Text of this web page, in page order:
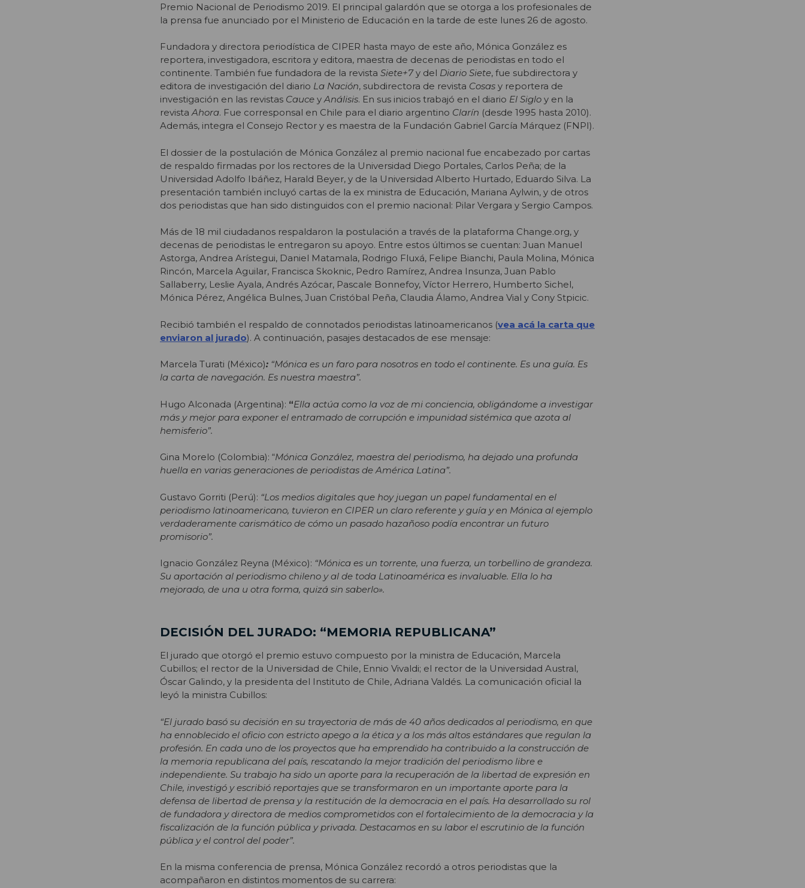
Premio Nacional de Periodismo 2019. El principal galardón que se otorga a los profesionales de
la prensa fue anunciado por el Ministerio de Educación en la tarde de este lunes 26 de agosto.
Fundadora y directora periodística de CIPER hasta mayo de este año, Mónica González es
reportera, investigadora, escritora y editora, maestra de decenas de periodistas en todo el
continente. También fue fundadora de la revista Siete+7y del Diario Siete, fue subdirectora y
editora de investigación del diario La Nación, subdirectora de revista Cosas y reportera de
investigación en las revistas Cauce yAnálisis. En sus inicios trabajó en el diario El Siglo y en la
revistaAhora. Fue corresponsal en Chile para el diario argentino Clarín (desde 1995 hasta 2010).
Además, integra el Consejo Rector y es maestra de la Fundación Gabriel García Márquez (FNPI).
El dossier de la postulación de Mónica González al premio nacional fue encabezado por cartas
de respaldo firmadas por los rectores de la Universidad Diego Portales, Carlos Peña; de la
Universidad Adolfo Ibáñez, Harald Beyer, y de la Universidad Alberto Hurtado, Eduardo Silva. La
presentación también incluyó cartas de la ex ministra de Educación, Mariana Aylwin, y de otros
dos periodistas que han sido distinguidos con el premio nacional: Pilar Vergara y Sergio Campos.
Más de 18 mil ciudadanos respaldaron la postulación a través de la plataforma Change.org, y
decenas de periodistas le entregaron su apoyo. Entre estos últimos se cuentan: Juan Manuel
Astorga, Andrea Arístegui, Daniel Matamala, Rodrigo Fluxá, Felipe Bianchi, Paula Molina, Mónica
Rincón, Marcela Aguilar, Francisca Skoknic, Pedro Ramírez, Andrea Insunza, Juan Pablo
Sallaberry, Leslie Ayala, Andrés Azócar, Pascale Bonnefoy, Víctor Herrero, Humberto Sichel,
Mónica Pérez, Angélica Bulnes, Juan Cristóbal Peña, Claudia Álamo, Andrea Vial y Cony Stpicic.
Recibió también el respaldo de connotados periodistas latinoamericanos (vea acá la carta que
enviaron al jurado). A continuación, pasajes destacados de ese mensaje:
Marcela Turati (México): “Mónica es un faro para nosotros en todo el continente. Es una guía. Es
la carta de navegación. Es nuestra maestra”.
Hugo Alconada (Argentina): “Ella actúa como la voz de mi conciencia, obligándome a investigar
más y mejor para exponer el entramado de corrupción e impunidad sistémica que azota al
hemisferio”.
Gina Morelo (Colombia): “Mónica González, maestra del periodismo, ha dejado una profunda
huella en varias generaciones de periodistas de América Latina”.
Gustavo Gorriti (Perú): “Los medios digitales que hoy juegan un papel fundamental en el
periodismo latinoamericano, tuvieron en CIPER un claro referente y guía y en Mónica al ejemplo
verdaderamente carismático de cómo un pasado hazañoso podía encontrar un futuro
promisorio”.
Ignacio González Reyna (México): “Mónica es un torrente, una fuerza, un torbellino de grandeza.
Su aportación al periodismo chileno y al de toda Latinoamérica es invaluable. Ella lo ha
mejorado, de una u otra forma, quizá sin saberlo».
DECISIÓN DEL JURADO: “MEMORIA REPUBLICANA”
El jurado que otorgó el premio estuvo compuesto por la ministra de Educación, Marcela
Cubillos; el rector de la Universidad de Chile, Ennio Vivaldi; el rector de la Universidad Austral,
Óscar Galindo, y la presidenta del Instituto de Chile, Adriana Valdés. La comunicación oficial la
leyó la ministra Cubillos:
“El jurado basó su decisión en su trayectoria de más de 40 años dedicados al periodismo, en que
ha ennoblecido el oficio con estricto apego a la ética y a los más altos estándares que regulan la
profesión. En cada uno de los proyectos que ha emprendido ha contribuido a la construcción de
la memoria republicana del país, rescatando la mejor tradición del periodismo libre e
independiente. Su trabajo ha sido un aporte para la recuperación de la libertad de expresión en
Chile, investigó y escribió reportajes que se transformaron en un importante aporte para la
defensa de libertad de prensa y la restitución de la democracia en el país. Ha desarrollado su rol
de fundadora y directora de medios comprometidos con el fortalecimiento de la democracia y la
fiscalización de la función pública y privada. Destacamos en su labor el escrutinio de la función
pública y el control del poder”.
En la misma conferencia de prensa, Mónica González recordó a otros periodistas que la
acompañaron en distintos momentos de su carrera: